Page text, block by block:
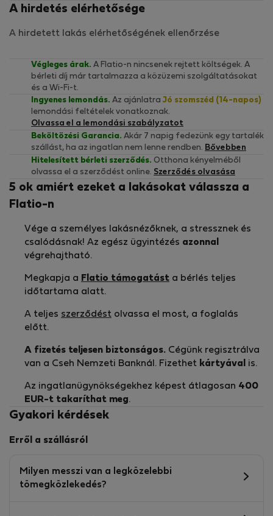
A hirdetés elérhetősége
A hirdetett lakás elérhetőségének ellenőrzése
Végleges árak. A Flatio-n nincsenek rejtett költségek. A
bérleti díj már tartalmazza a közüzemi szolgáltatásokat
és a Wi-Fi-t.
Ingyenes lemondás. Az ajánlatra Jó szomszéd (14-napos)
lemondási feltételek vonatkoznak.
Olvassa el a lemondási szabályzatot
Beköltözési Garancia. Akár 7 napig fedezünk egy tartalék
szállást, ha az ingatlan nem lenne rendben. Bővebben
Hitelesített bérleti szerződés. Otthona kényelméből
olvassa el a szerződést online. Szerződés olvasása
5 ok amiért ezeket a lakásokat válassza a
Flatio-n
Vége a személyes lakásnézőknek, a stressznek és
csalódásnak! Az egész ügyintézés azonnal
végrehajtható.
Megkapja a Flatio támogatást a bérlés teljes
időtartama alatt.
A teljes szerződést olvassa el most, a foglalás
előtt.
A fizetés teljesen biztonságos. Cégünk regisztrálva
van a Cseh Nemzeti Banknál. Fizethet kártyával is.
Az ingatlanügynökségekhez képest átlagosan 400
EUR-t takaríthat meg.
Gyakori kérdések
Erről a szállásról
Milyen messzi van a legközelebbi
tömegközlekedés?